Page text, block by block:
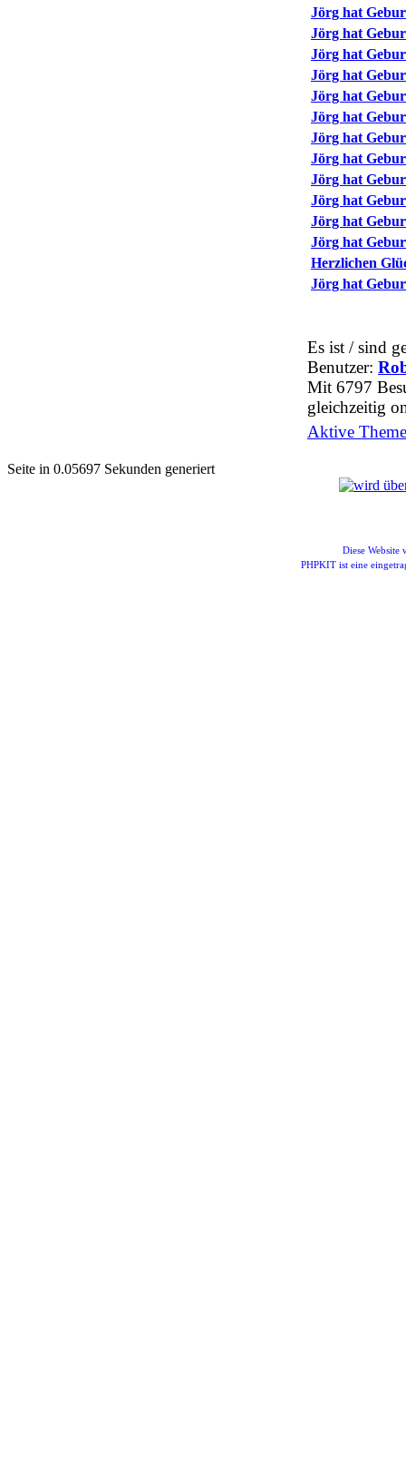
Jörg hat
Jörg hat
Jörg hat
Jörg hat
Jörg hat
Jörg hat
Jörg hat
Jörg hat
Jörg hat
Jörg hat
Jörg hat
Jörg hat
Herzlichen
Jörg hat
Es ist / sind
Benutzer:
Mit 6797
gleichzeitig
Aktive
Seite in 0.05697 Sekunden generiert
Diese Website
PHPKIT ist eine